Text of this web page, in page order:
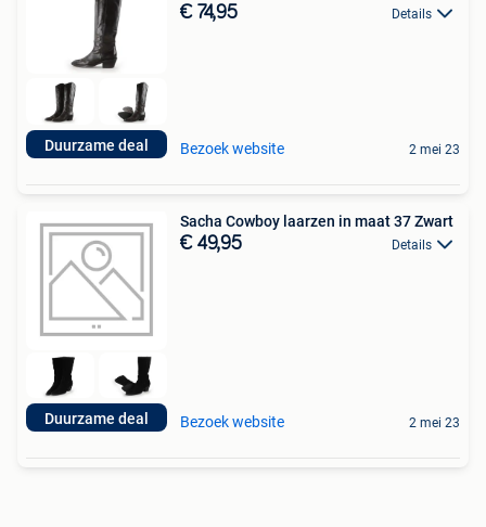
Duurzame deal
€ 74,95 Details
Bezoek website 2 mei 23
Duurzame deal
Sacha Cowboy laarzen in maat 37 Zwart
€ 49,95 Details
Bezoek website 2 mei 23